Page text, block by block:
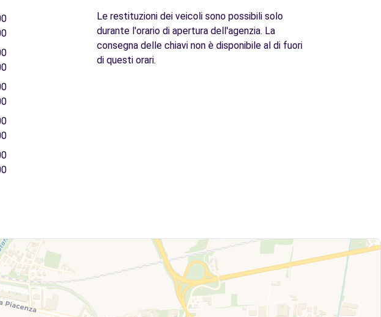
Le restituzioni dei veicoli sono possibili solo
durante l'orario di apertura dell'agenzia. La
consegna delle chiavi non è disponibile al di fuori
di questi orari.